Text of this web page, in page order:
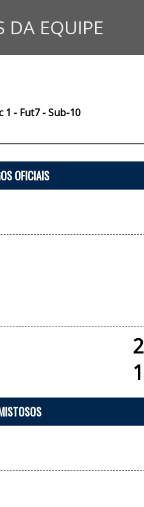
DA EQUIPE
- Fut7 - Sub-10
OFICIAIS